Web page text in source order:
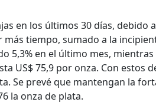
en los últimos 30 días, debido
tiempo, sumado a la
5,3% en el último mes,
US$ 75,9 por onza. Con estos
Se prevé que mantengan la
la onza de plata.